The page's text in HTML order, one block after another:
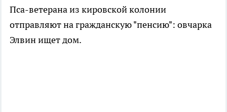
Пса-ветерана из кировской колонии
отправляют на гражданскую "пенсию": овчарка
Элвин ищет дом.